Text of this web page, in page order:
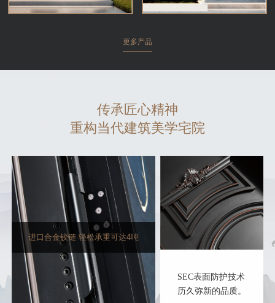
更多产品
传承匠心精神
重构当代建筑美学宅院
进口合金铰链 轻松承重可达4吨
SEC表面防护技术
历久弥新的品质。